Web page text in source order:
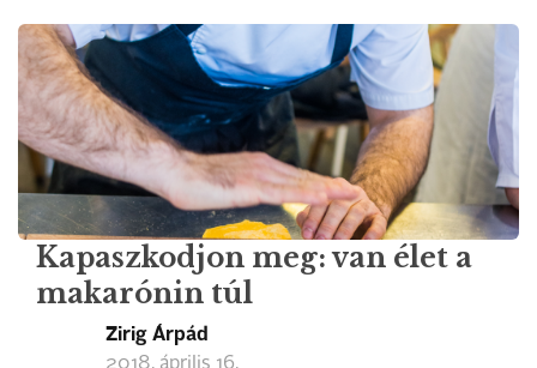
Kapaszkodjon meg: van élet a
makarónin túl
Zirig Árpád